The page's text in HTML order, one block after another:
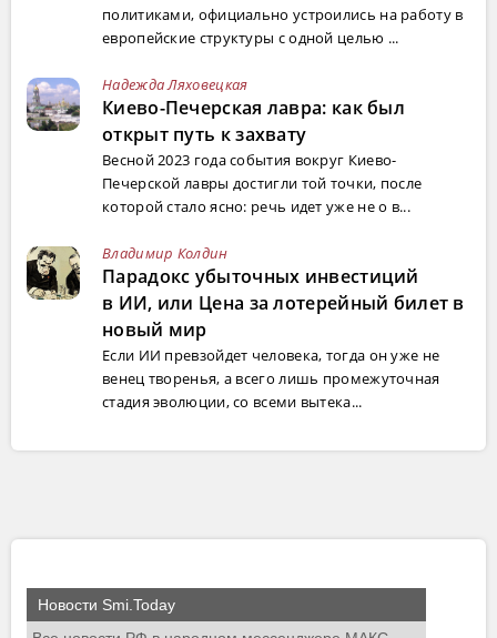
политиками, официально устроились на работу в
европейские структуры с одной целью ...
Надежда Ляховецкая
Киево-Печерская лавра: как был
открыт путь к захвату
Весной 2023 года события вокруг Киево-
Печерской лавры достигли той точки, после
которой стало ясно: речь идет уже не о в...
Владимир Колдин
Парадокс убыточных инвестиций
в ИИ, или Цена за лотерейный билет в
новый мир
Если ИИ превзойдет человека, тогда он уже не
венец творенья, а всего лишь промежуточная
стадия эволюции, со всеми вытека...